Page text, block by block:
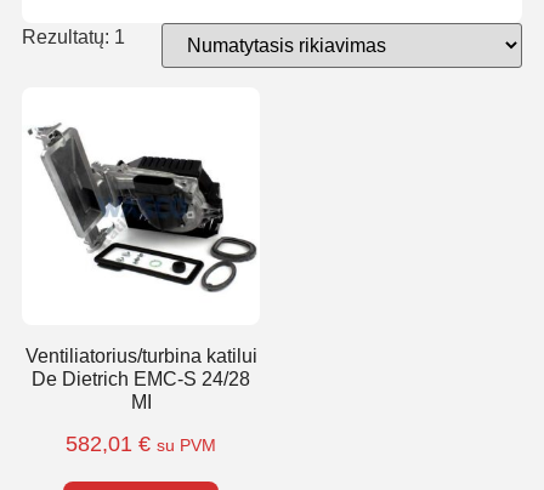
Rezultatų: 1
Ventiliatorius/turbina katilui
De Dietrich EMC-S 24/28
MI
582,01 € su PVM